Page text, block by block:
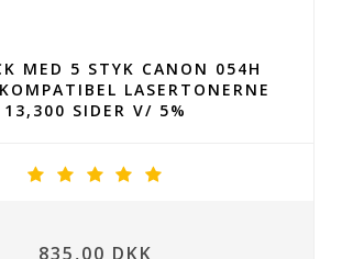
MED 5 STYK CANON 054H
LASERTONERNE
13,300 SIDER V/ 5%
835,00 DKK